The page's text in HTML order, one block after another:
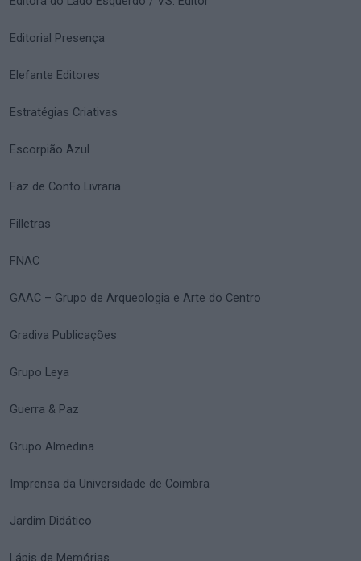
Editorial Presença
Elefante Editores
Estratégias Criativas
Escorpião Azul
Faz de Conto Livraria
Filletras
FNAC
GAAC – Grupo de Arqueologia e Arte do Centro
Gradiva Publicações
Grupo Leya
Guerra & Paz
Grupo Almedina
Imprensa da Universidade de Coimbra
Jardim Didático
Lápis de Memórias